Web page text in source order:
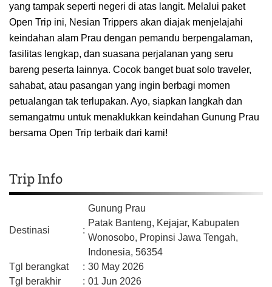
yang tampak seperti negeri di atas langit. Melalui paket
Open Trip ini, Nesian Trippers akan diajak menjelajahi
keindahan alam Prau dengan pemandu berpengalaman,
fasilitas lengkap, dan suasana perjalanan yang seru
bareng peserta lainnya. Cocok banget buat solo traveler,
sahabat, atau pasangan yang ingin berbagi momen
petualangan tak terlupakan. Ayo, siapkan langkah dan
semangatmu untuk menaklukkan keindahan Gunung Prau
bersama Open Trip terbaik dari kami!
Trip Info
Destinasi :
Gunung Prau
Patak Banteng, Kejajar, Kabupaten
Wonosobo, Propinsi Jawa Tengah,
Indonesia, 56354
Tgl berangkat
: 30 May 2026
Tgl berakhir
: 01 Jun 2026